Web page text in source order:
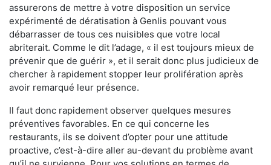
assurerons de mettre à votre disposition un service
expérimenté de dératisation à Genlis pouvant vous
débarrasser de tous ces nuisibles que votre local
abriterait. Comme le dit l’adage, « il est toujours mieux de
prévenir que de guérir », et il serait donc plus judicieux de
chercher à rapidement stopper leur prolifération après
avoir remarqué leur présence.
Il faut donc rapidement observer quelques mesures
préventives favorables. En ce qui concerne les
restaurants, ils se doivent d’opter pour une attitude
proactive, c’est-à-dire aller au-devant du problème avant